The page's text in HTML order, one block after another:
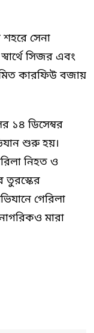
সেনা
সিজর এবং
কারফিউ বজায়
১৪ ডিসেম্বর
শুরু হয়।
নিহত ও
তুরস্কের
গেরিলা
মারা